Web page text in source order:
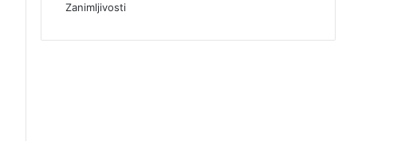
Zanimljivosti